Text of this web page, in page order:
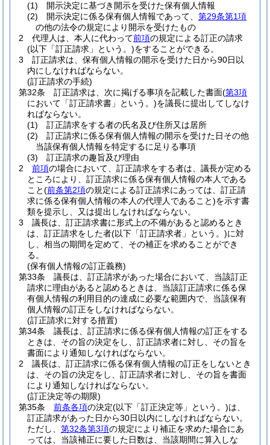
(1)
開示決定に基づき開示を受けた保有個人情報
(2)
開示決定に係る保有個人情報であって、 第29条第1項
の他の法令の規定により開示を受けたもの
2
代理人は、本人に代わって前項の規定による訂正の請求
(以下「訂正請求」という。)をすることができる。
3
訂正請求は、保有個人情報の開示を受けた日から90日以
内にしなければならない。
(訂正請求の手続)
第32条
訂正請求は、次に掲げる事項を記載した書面(第3項
において「訂正請求書」という。)を議長に提出してしなけ
ればならない。
(1)
訂正請求をする者の氏名及び住所又は居所
(2)
訂正請求に係る保有個人情報の開示を受けた日その他
当該保有個人情報を特定するに足りる事項
(3)
訂正請求の趣旨及び理由
2
前項の場合において、訂正請求をする者は、議長が定める
ところにより、訂正請求に係る保有個人情報の本人である
こと(前条第2項の規定による訂正請求にあっては、訂正請
求に係る保有個人情報の本人の代理人であること)を示す書
類を提示し、又は提出しなければならない。
3
議長は、訂正請求書に形式上の不備があると認めるとき
は、訂正請求をした者(以下「訂正請求者」という。)に対
し、相当の期間を定めて、その補正を求めることができ
る。
(保有個人情報の訂正義務)
第33条
議長は、訂正請求があった場合において、当該訂正
請求に理由があると認めるときは、当該訂正請求に係る保
有個人情報の利用目的の達成に必要な範囲内で、当該保有
個人情報の訂正をしなければならない。
(訂正請求に対する措置)
第34条
議長は、訂正請求に係る保有個人情報の訂正をする
ときは、その旨の決定をし、訂正請求者に対し、その旨を
書面により通知しなければならない。
2
議長は、訂正請求に係る保有個人情報の訂正をしないとき
は、その旨の決定をし、訂正請求者に対し、その旨を書面
により通知しなければならない。
(訂正決定等の期限)
第35条
前条各項の決定(以下「訂正決定等」という。)は、
訂正請求があった日から30日以内にしなければならない。
ただし、 第32条第3項の規定により補正を求めた場合にあ
っては、当該補正に要した日数は、当該期間に算入しな